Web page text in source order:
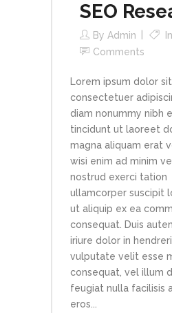
SEO
By Admin
In
Comments
Lorem ipsum dolor
consectetuer
diam nonummy nibh
tincidunt ut laoreet
magna aliquam erat
wisi enim ad minim
nostrud exerci tation
ullamcorper suscipit
ut aliquip ex ea
consequat. Duis
iriure dolor in
vulputate velit esse
consequat, vel illum
feugiat nulla facilisis
eros...